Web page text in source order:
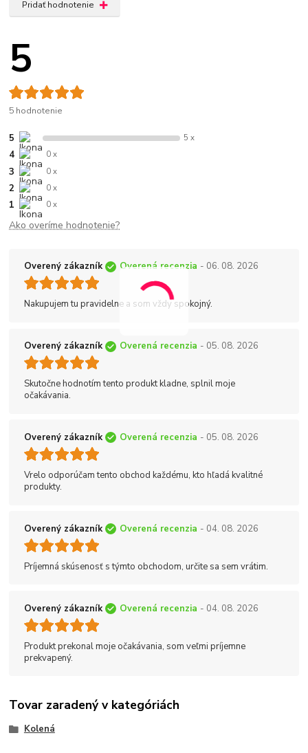
Pridať hodnotenie
5
5 hodnotenie
5 5 x
4 0 x
3 0 x
2 0 x
1 0 x
Ako overíme hodnotenie?
Overený zákazník Overená recenzia - 06. 08. 2026
Nakupujem tu pravidelne a som vždy spokojný.
Overený zákazník Overená recenzia - 05. 08. 2026
Skutočne hodnotím tento produkt kladne, splnil moje
očakávania.
Overený zákazník Overená recenzia - 05. 08. 2026
Vrelo odporúčam tento obchod každému, kto hľadá kvalitné
produkty.
Overený zákazník Overená recenzia - 04. 08. 2026
Príjemná skúsenosť s týmto obchodom, určite sa sem vrátim.
Overený zákazník Overená recenzia - 04. 08. 2026
Produkt prekonal moje očakávania, som veľmi príjemne
prekvapený.
Tovar zaradený v kategóriách
Kolená